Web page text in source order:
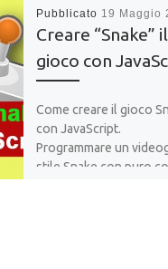
Pubblicato 19 Maggio
Creare “Snake” il
gioco con
Come creare il gioco
con JavaScript.
Programmare un
stile Snake con puro